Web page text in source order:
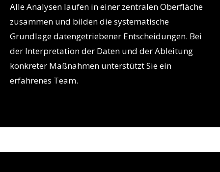
Alle Analysen laufen in einer zentralen Oberfläche
zusammen und bilden die systematische
Grundlage datengetriebener Entscheidungen. Bei
der Interpretation der Daten und der Ableitung
konkreter Maßnahmen unterstützt Sie ein
erfahrenes Team.